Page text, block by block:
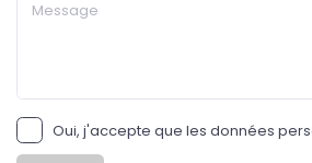
Oui, j'accepte que les données